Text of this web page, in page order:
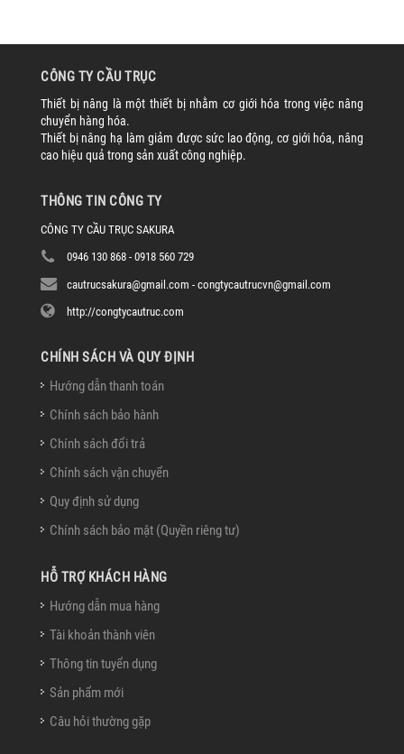
CÔNG TY CẦU TRỤC
Thiết bị nâng là một thiết bị nhằm cơ giới hóa trong việc nâng
chuyển hàng hóa.
Thiết bị nâng hạ làm giảm được sức lao động, cơ giới hóa, nâng
cao hiệu quả trong sản xuất công nghiệp.
THÔNG TIN CÔNG TY
CÔNG TY CẦU TRỤC SAKURA
0946 130 868 - 0918 560 729
cautrucsakura@gmail.com - congtycautrucvn@gmail.com
http://congtycautruc.com
CHÍNH SÁCH VÀ QUY ĐỊNH
Hướng dẫn thanh toán
Chính sách bảo hành
Chính sách đổi trả
Chính sách vận chuyển
Quy định sử dụng
Chính sách bảo mật (Quyền riêng tư)
HỖ TRỢ KHÁCH HÀNG
Hướng dẫn mua hàng
Tài khoản thành viên
Thông tin tuyển dụng
Sản phẩm mới
Câu hỏi thường gặp